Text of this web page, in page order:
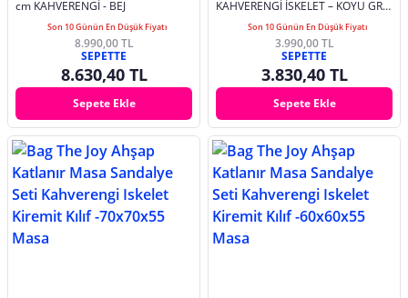
cm KAHVERENGİ - BEJ
Son 10 Günün En Düşük Fiyatı
8.990,00 TL
SEPETTE
8.630,40 TL
Sepete Ekle
KAHVERENGİ İSKELET – KOYU GRİ
Son 10 Günün En Düşük Fiyatı
3.990,00 TL
SEPETTE
3.830,40 TL
Sepete Ekle